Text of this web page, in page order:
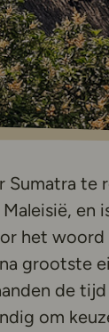
Sumatra
en
het woord
grootste
de
om